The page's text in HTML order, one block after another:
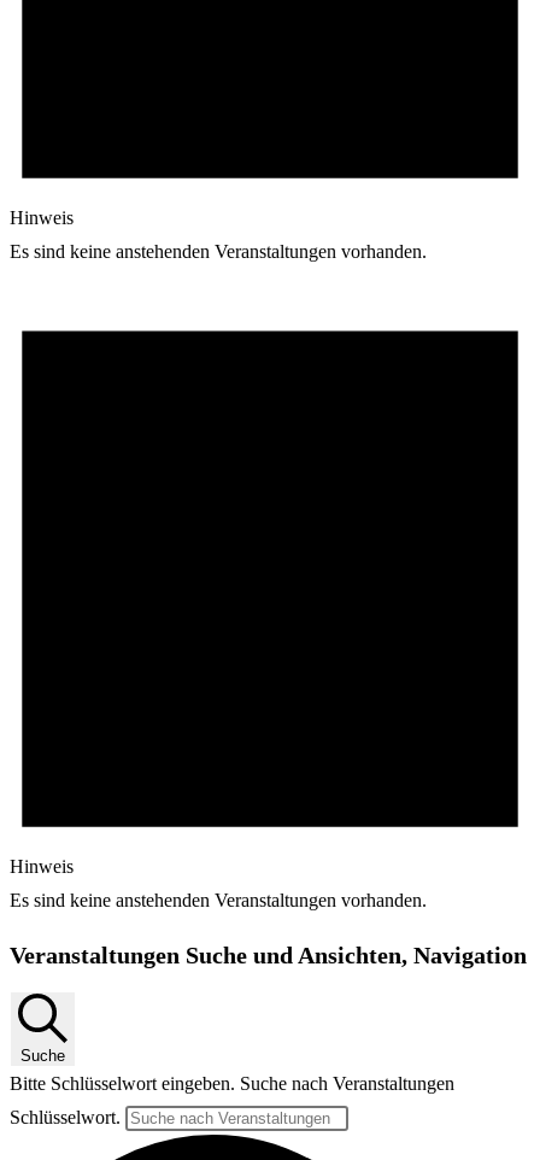
Hinweis
Es sind keine anstehenden Veranstaltungen vorhanden.
Hinweis
Es sind keine anstehenden Veranstaltungen vorhanden.
Veranstaltungen Suche und Ansichten, Navigation
Suche
Bitte Schlüsselwort eingeben. Suche nach Veranstaltungen
Schlüsselwort.